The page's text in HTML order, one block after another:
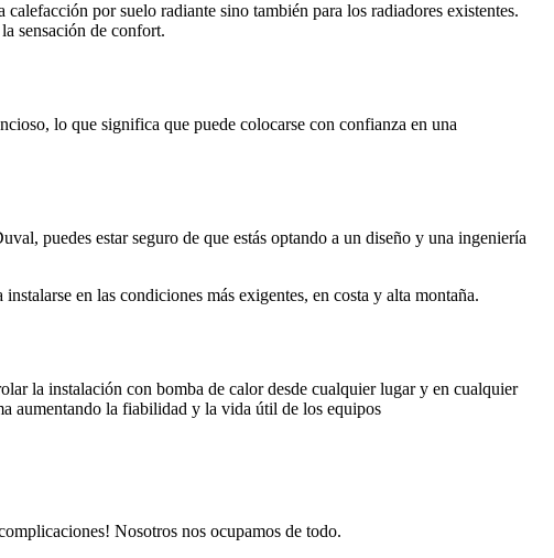
por suelo radiante sino también para los radiadores existentes.
sensación de confort.
lo que significa que puede colocarse con confianza en una
puedes estar seguro de que estás optando a un diseño y una ingeniería
en las condiciones más exigentes, en costa y alta montaña.
la instalación con bomba de calor desde cualquier lugar y en cualquier
aumentando la fiabilidad y la vida útil de los equipos
Nosotros nos ocupamos de todo.